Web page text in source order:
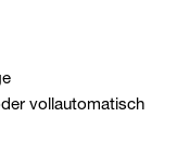
vollautomatisch